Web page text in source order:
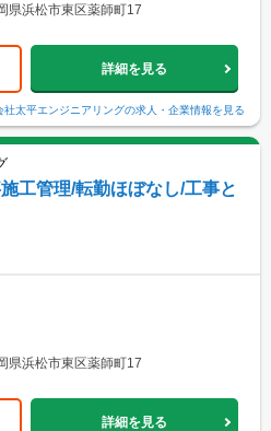
県浜松市東区薬師町17
詳細を見る
社太平エンジニアリングの求人・企業情報を見る
工管理/転勤ほぼなし/工事と
県浜松市東区薬師町17
詳細を見る